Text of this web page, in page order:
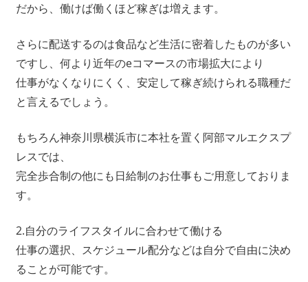
だから、働けば働くほど稼ぎは増えます。
さらに配送するのは食品など生活に密着したものが多い
ですし、何より近年のeコマースの市場拡大により
仕事がなくなりにくく、安定して稼ぎ続けられる職種だ
と言えるでしょう。
もちろん神奈川県横浜市に本社を置く阿部マルエクスプ
レスでは、
完全歩合制の他にも日給制のお仕事もご用意しておりま
す。
2.自分のライフスタイルに合わせて働ける
仕事の選択、スケジュール配分などは自分で自由に決め
ることが可能です。